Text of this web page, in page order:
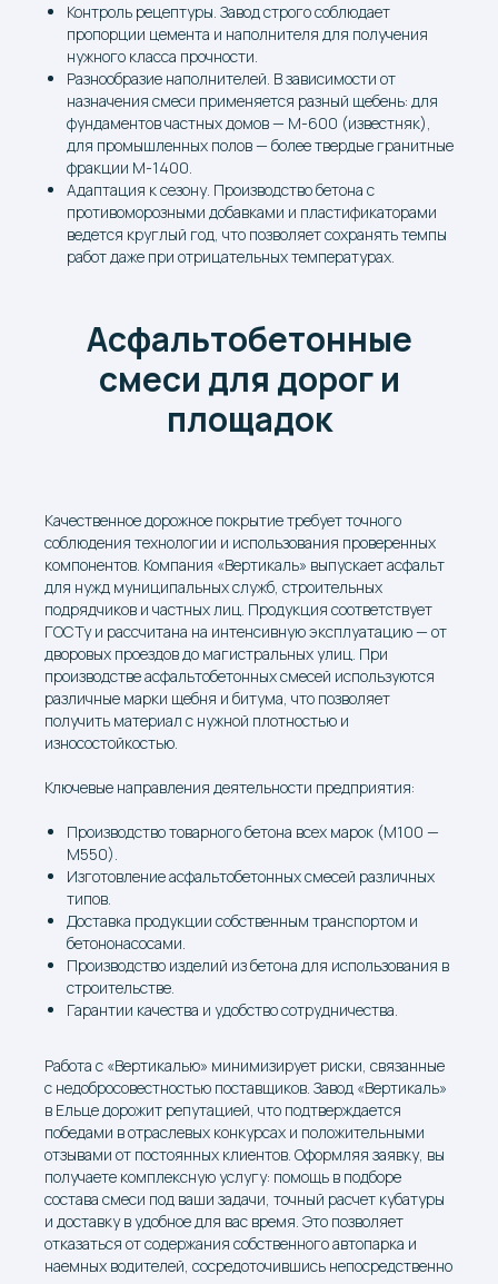
Контроль рецептуры. Завод строго соблюдает
пропорции цемента и наполнителя для получения
нужного класса прочности.
Разнообразие наполнителей. В зависимости от
назначения смеси применяется разный щебень: для
фундаментов частных домов — М-600 (известняк),
для промышленных полов — более твердые гранитные
фракции М-1400.
Адаптация к сезону. Производство бетона с
противоморозными добавками и пластификаторами
ведется круглый год, что позволяет сохранять темпы
работ даже при отрицательных температурах.
Асфальтобетонные
смеси для дорог и
площадок
Качественное дорожное покрытие требует точного
соблюдения технологии и использования проверенных
компонентов. Компания «Вертикаль» выпускает асфальт
для нужд муниципальных служб, строительных
подрядчиков и частных лиц. Продукция соответствует
ГОСТу и рассчитана на интенсивную эксплуатацию — от
дворовых проездов до магистральных улиц. При
производстве асфальтобетонных смесей используются
различные марки щебня и битума, что позволяет
получить материал с нужной плотностью и
износостойкостью.
Ключевые направления деятельности предприятия:
Производство товарного бетона всех марок (М100 —
М550).
Изготовление асфальтобетонных смесей различных
типов.
Доставка продукции собственным транспортом и
бетононасосами.
Производство изделий из бетона для использования в
строительстве.
Гарантии качества и удобство сотрудничества.
Работа с «Вертикалью» минимизирует риски, связанные
с недобросовестностью поставщиков. Завод «Вертикаль»
в Ельце дорожит репутацией, что подтверждается
победами в отраслевых конкурсах и положительными
отзывами от постоянных клиентов. Оформляя заявку, вы
получаете комплексную услугу: помощь в подборе
состава смеси под ваши задачи, точный расчет кубатуры
и доставку в удобное для вас время. Это позволяет
отказаться от содержания собственного автопарка и
наемных водителей, сосредоточившись непосредственно
КАТАЛОГ
КЛАСС t° МАРКА ВИДЫ
БСТ В7,5 F50 W2 -5° / -20° М100